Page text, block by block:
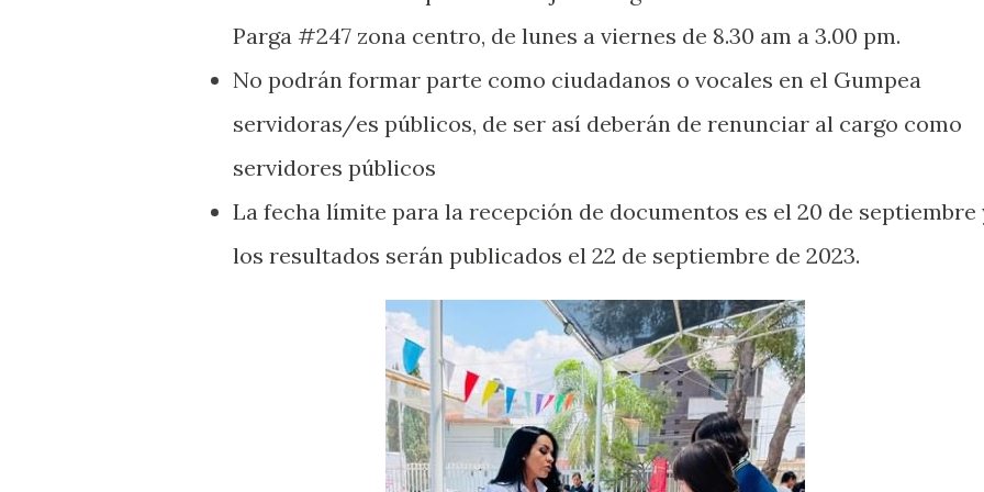
Parga #247 zona centro, de lunes a viernes de 8.30 am a 3.00 pm.
No podrán formar parte como ciudadanos o vocales en el Gumpea
servidoras/es públicos, de ser así deberán de renunciar al cargo como
servidores públicos
La fecha límite para la recepción de documentos es el 20 de septiembre
los resultados serán publicados el 22 de septiembre de 2023.